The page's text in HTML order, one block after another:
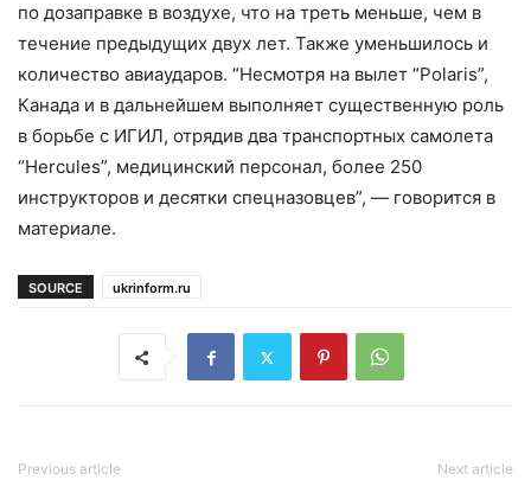
по дозаправке в воздухе, что на треть меньше, чем в
течение предыдущих двух лет. Также уменьшилось и
количество авиаударов. “Несмотря на вылет “Polaris”,
Канада и в дальнейшем выполняет существенную роль
в борьбе с ИГИЛ, отрядив два транспортных самолета
“Hercules”, медицинский персонал, более 250
инструкторов и десятки спецназовцев”, — говорится в
материале.
SOURCE ukrinform.ru
Previous article Next article